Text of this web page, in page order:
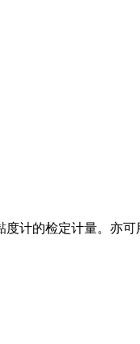
计的检定计量。亦